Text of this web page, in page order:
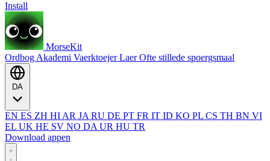
Install
MorseKit
Ordbog Akademi VaerktoejerLaerOfte stillede spoergsmaal
EN ES ZH HI AR JA RU DE PT FR IT ID KO PL CS TH BN VI
EL UK HE SV NO DA UR HU TR
Download appen